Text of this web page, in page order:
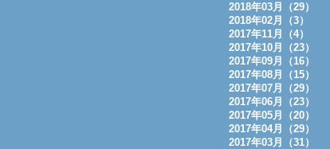
2018年03月（29）
2018年02月（3）
2017年11月（4）
2017年10月（23）
2017年09月（16）
2017年08月（15）
2017年07月（29）
2017年06月（23）
2017年05月（20）
2017年04月（29）
2017年03月（31）